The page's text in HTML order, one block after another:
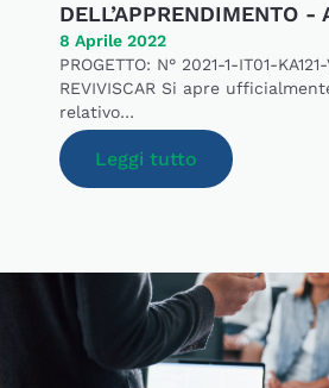
DELL’APPRENDIMENTO -
8 Aprile 2022
PROGETTO: N° 2021-1-IT01-
REVIVISCAR Si apre
relativo…
Leggi tutto